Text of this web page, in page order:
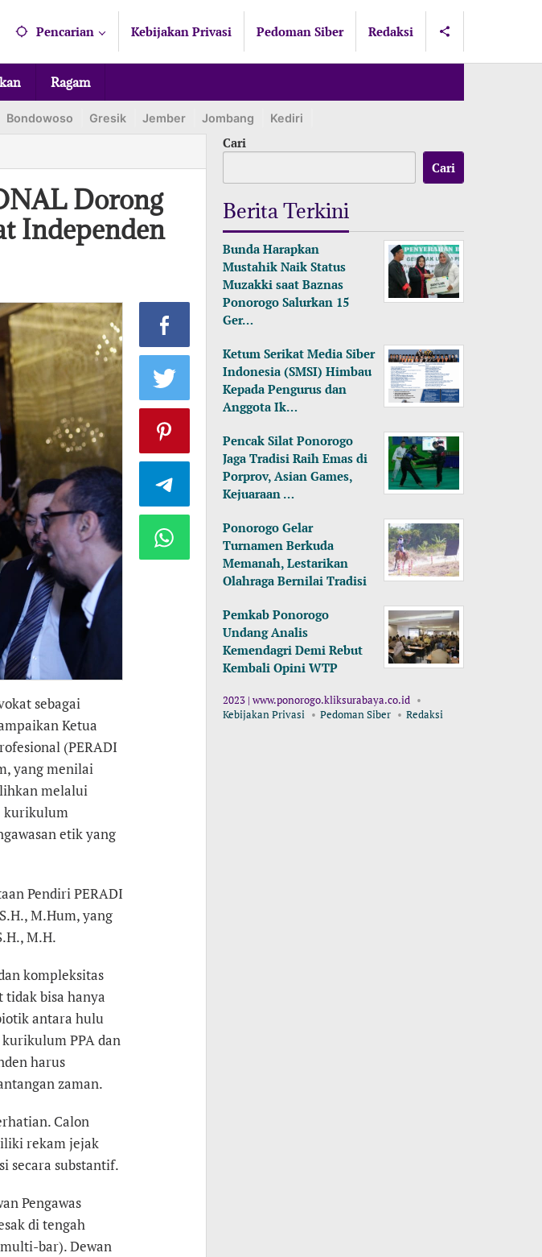
Pencarian Kebijakan Privasi Pedoman Siber Redaksi
Ragam
Bondowoso Gresik Jember Jombang Kediri
Dorong
Independen
sebagai
Ketua
(PERADI
yang menilai
melalui
kurikulum
etik yang
Pendiri PERADI
M.Hum, yang
M.H.
kompleksitas
bisa hanya
antara hulu
PPA dan
harus
zaman.
Calon
rekam jejak
secara substantif.
Pengawas
di tengah
bar). Dewan
Cari
Cari
Berita Terkini
Bunda Harapkan
Mustahik Naik Status
Muzakki saat Baznas
Ponorogo Salurkan 15
Ger…
Ketum Serikat Media Siber
Indonesia (SMSI) Himbau
Kepada Pengurus dan
Anggota Ik…
Pencak Silat Ponorogo
Jaga Tradisi Raih Emas di
Porprov, Asian Games,
Kejuaraan …
Ponorogo Gelar
Turnamen Berkuda
Memanah, Lestarikan
Olahraga Bernilai Tradisi
Pemkab Ponorogo
Undang Analis
Kemendagri Demi Rebut
Kembali Opini WTP
2023 | www.ponorogo.kliksurabaya.co.id
Kebijakan Privasi
Pedoman Siber Redaksi